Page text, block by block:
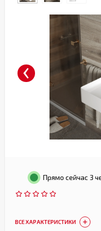
‹
Прямо сейчас 3
ВСЕ ХАРАКТЕРИСТИКИ